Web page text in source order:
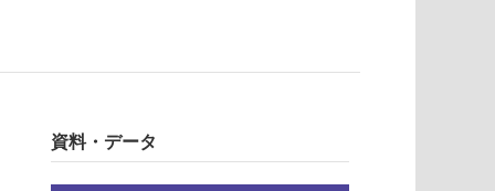
資料・データ